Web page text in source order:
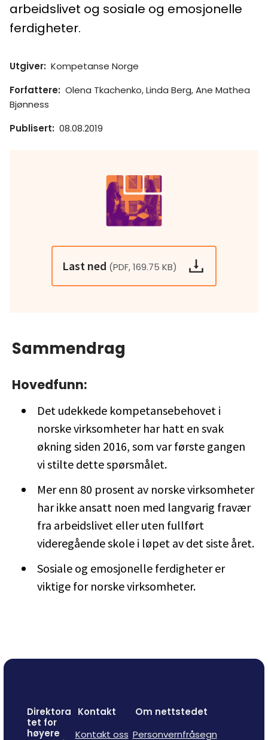
arbeidslivet og sosiale og emosjonelle
ferdigheter.
Utgiver: Kompetanse Norge
Forfattere: Olena Tkachenko, Linda Berg, Ane Mathea
Bjønness
Publisert: 08.08.2019
Last ned (PDF, 169.75 KB)
Sammendrag
Hovedfunn:
Det udekkede kompetansebehovet i
norske virksomheter har hatt en svak
økning siden 2016, som var første gangen
vi stilte dette spørsmålet.
Mer enn 80 prosent av norske virksomheter
har ikke ansatt noen med langvarig fravær
fra arbeidslivet eller uten fullført
videregående skole i løpet av det siste året.
Sosiale og emosjonelle ferdigheter er
viktige for norske virksomheter.
Direktora
tet for
høyere
Kontakt
Kontakt oss
Om nettstedet
Personvernfråsegn